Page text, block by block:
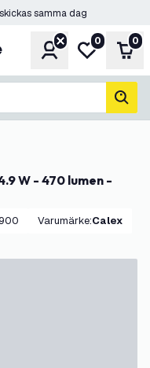
samma dag
KontoMin0 0
sök
Varumärke: Calex